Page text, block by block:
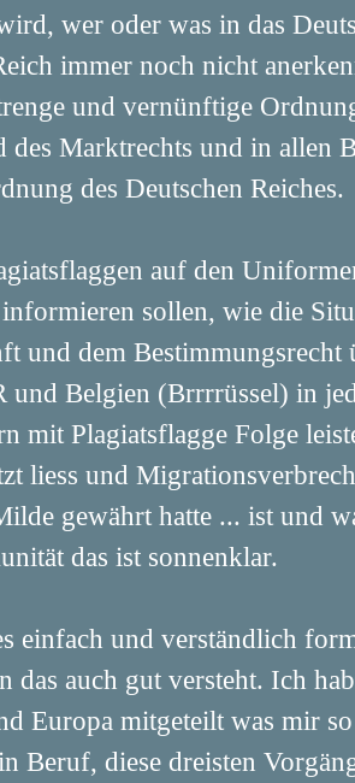
wer oder was in das
immer noch nicht
und vernünftige
des Marktrechts und in allen
des Deutschen Reiches.
auf den
sollen, wie die
und dem
Belgien (Brrrrüssel) in
mit Plagiatsflagge Folge
liess und
gewährt hatte ... ist und
das ist sonnenklar.
einfach und verständlich
das auch gut versteht. Ich
Europa mitgeteilt was mir
Beruf, diese dreisten